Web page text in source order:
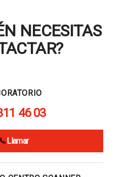
NECESITAS
46 03
Llamar